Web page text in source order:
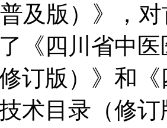
及版）》，
《四川省中
订版）》和
术目录（修